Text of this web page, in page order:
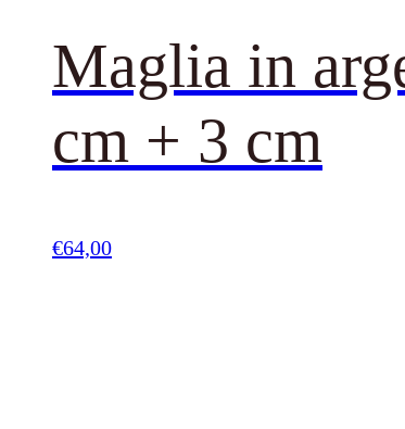
Maglia in
cm + 3 cm
€64,00